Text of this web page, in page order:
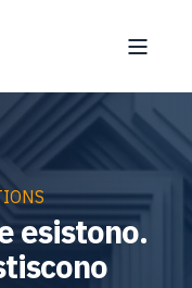
esistono.